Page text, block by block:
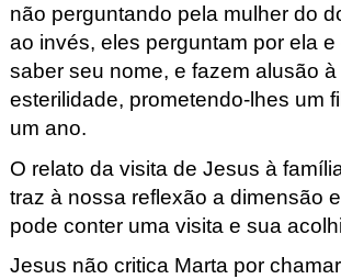
não perguntando pela mulher do
ao invés, eles perguntam por ela
saber seu nome, e fazem alusão à
esterilidade, prometendo-lhes um
um ano.
O relato da visita de Jesus à
traz à nossa reflexão a dimensão
pode conter uma visita e sua
Jesus não critica Marta por